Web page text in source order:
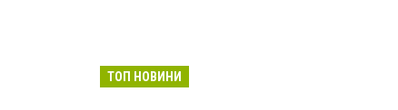
ТОП НОВИНИ